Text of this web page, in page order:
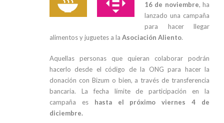
16 de noviembre, ha
lanzado una campaña
para hacer llegar
alimentos y juguetes a la Asociación Aliento.
Aquellas personas que quieran colaborar podrán
hacerlo desde el código de la ONG para hacer la
donación con Bizum o bien, a través de transferencia
bancaria. La fecha límite de participación en la
campaña es hasta el próximo viernes 4 de
diciembre.